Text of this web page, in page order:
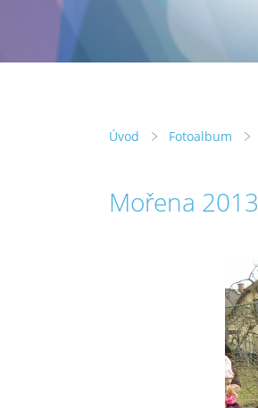
Úvod Fotoalbum
Mořena 2013